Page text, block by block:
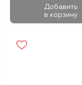
Добавить
в корзину